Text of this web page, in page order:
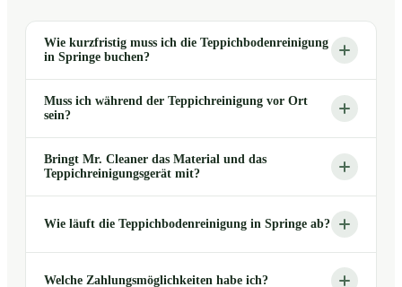
Wie kurzfristig muss ich die Teppichbodenreinigung
in Springe buchen?
Muss ich während der Teppichreinigung vor Ort
sein?
Bringt Mr. Cleaner das Material und das
Teppichreinigungsgerät mit?
Wie läuft die Teppichbodenreinigung in Springe ab?
Welche Zahlungsmöglichkeiten habe ich?